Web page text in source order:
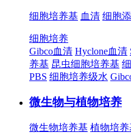
细胞培养基 血清 细胞
细胞培养
Gibco血清 Hyclone血清
养基 昆虫细胞培养基
PBS 细胞培养级水
微生物与植物培养
微生物培养基 植物培养